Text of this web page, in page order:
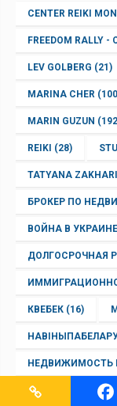
CENTER REIKI
FREEDOM RALLY -
LEV GOLBERG (21)
MARINA CHER
MARIN GUZUN
REIKI (28)
TATYANA
БРОКЕР ПО
ВОЙНА В УКРАИНЕ
ДОЛГОСРОЧНАЯ
КВЕБЕК (16)
НЕДВИЖИМОСТЬ
НОВИНИ (1842)